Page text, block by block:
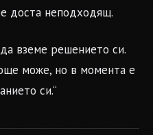
доста неподходящ.
вземе решението си.
може, но в момента е
си.“